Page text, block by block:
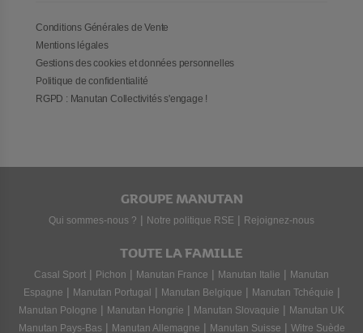
Conditions Générales de Vente
Mentions légales
Gestions des cookies et données personnelles
Politique de confidentialité
RGPD : Manutan Collectivités s'engage !
GROUPE MANUTAN
Qui sommes-nous ? | Notre politique RSE | Rejoignez-nous
TOUTE LA FAMILLE
Casal Sport | Pichon | Manutan France | Manutan Italie | Manutan
Espagne | Manutan Portugal | Manutan Belgique | Manutan Tchéquie |
Manutan Pologne | Manutan Hongrie | Manutan Slovaquie | Manutan UK
Manutan Pays-Bas | Manutan Allemagne | Manutan Suisse | Witre Suède